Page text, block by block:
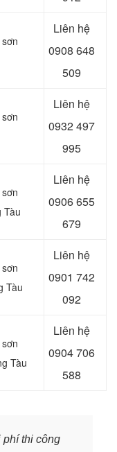
Liên hệ
0908 648
509
Liên hệ
0932 497
995
Tàu
Liên hệ
0906 655
679
Tàu
Liên hệ
0901 742
092
Tàu
Liên hệ
0904 706
588
phí thi công